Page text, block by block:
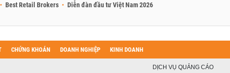
Best Retail Brokers Diễn đàn đầu tư Việt Nam 2026
CHỨNG KHOÁN DOANH NGHIỆP KINH DOANH
DỊCH VỤ QUẢNG CÁO